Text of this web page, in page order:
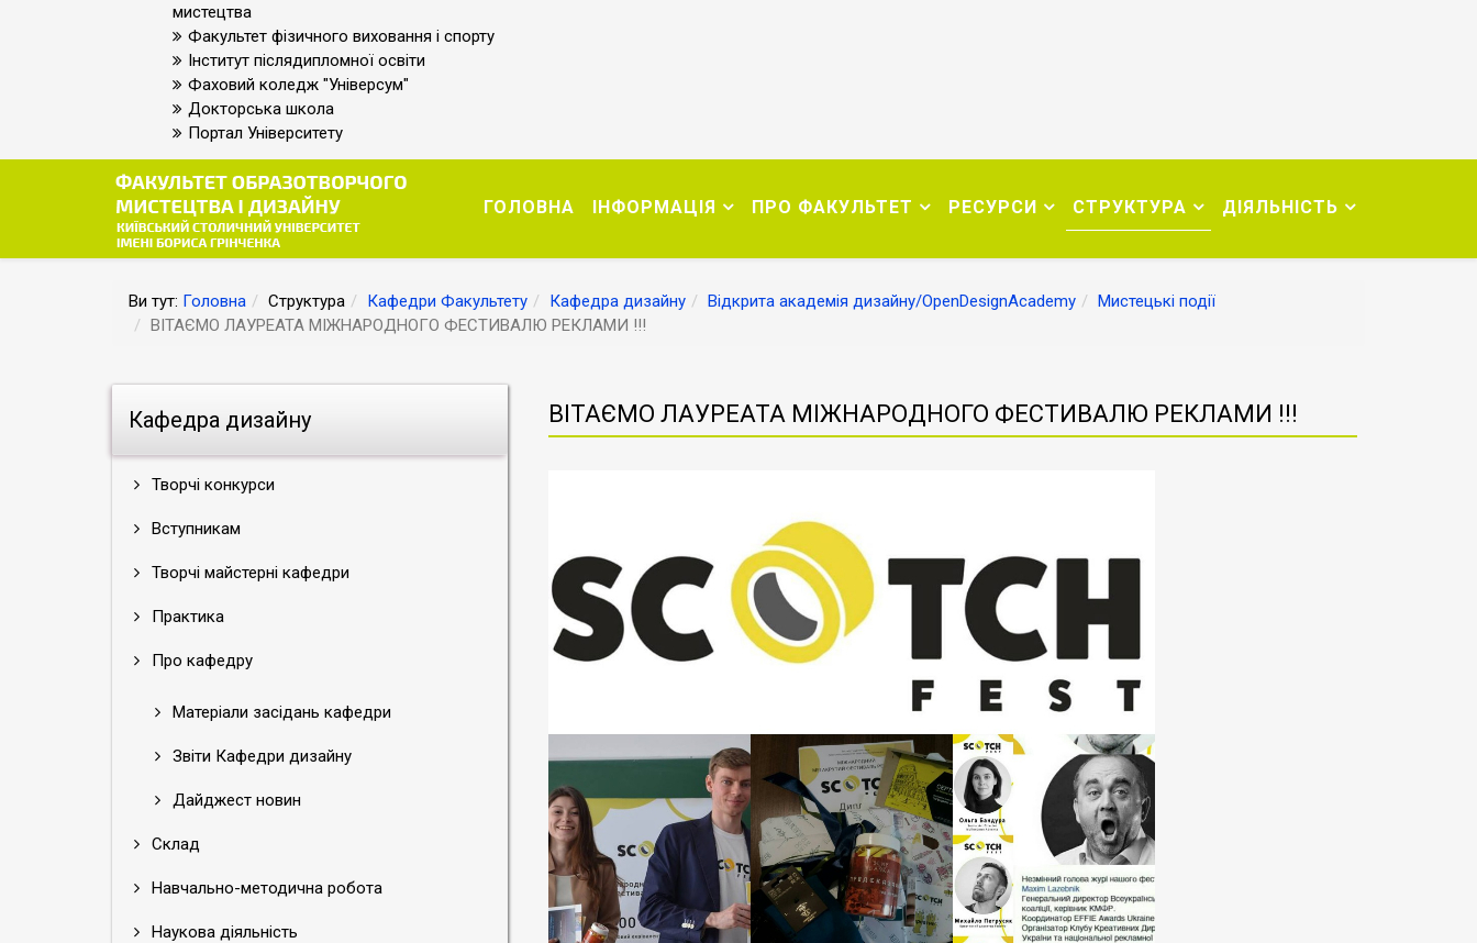
мистецтва
Факультет фізичного виховання і спорту
Інститут післядипломної освіти
Фаховий коледж "Універсум"
Докторська школа
Портал Університету
ГОЛОВНА ІНФОРМАЦІЯ ПРО ФАКУЛЬТЕТ РЕСУРСИ СТРУКТУРА ДІЯЛЬНІСТЬ
Ви тут: Головна Структура Кафедри Факультету Кафедра дизайну Відкрита академія дизайну/OpenDesignAcademy
Мистецькі події
ВІТАЄМО ЛАУРЕАТА МІЖНАРОДНОГО ФЕСТИВАЛЮ РЕКЛАМИ !!!
Кафедра дизайну
Творчі конкурси
Вступникам
Творчі майстерні кафедри
Практика
Про кафедру
Матеріали засідань кафедри
Звіти Кафедри дизайну
Дайджест новин
Склад
Навчально-методична робота
Наукова діяльність
ВІТАЄМО ЛАУРЕАТА МІЖНАРОДНОГО ФЕСТИВАЛЮ РЕКЛАМИ !!!